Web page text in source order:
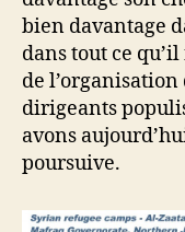
bien davantage
dans tout ce
de l’organisation
dirigeants
avons
poursuive.